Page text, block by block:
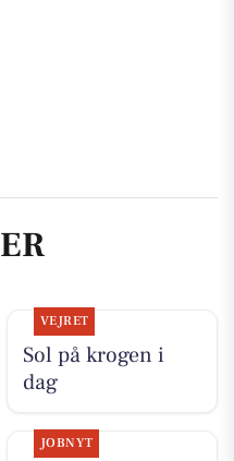
VEJRET
Sol på krogen i
dag
JOBNYT